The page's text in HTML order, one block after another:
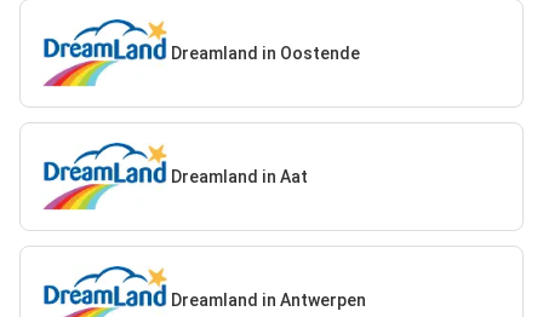
Dreamland in Oostende
Dreamland in Aat
Dreamland in Antwerpen